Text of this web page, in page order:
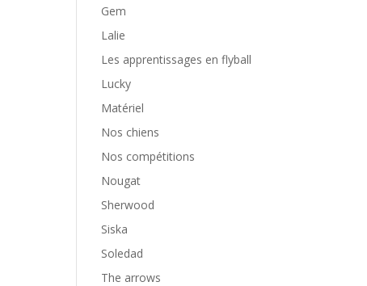
Gem
Lalie
Les apprentissages en flyball
Lucky
Matériel
Nos chiens
Nos compétitions
Nougat
Sherwood
Siska
Soledad
The arrows